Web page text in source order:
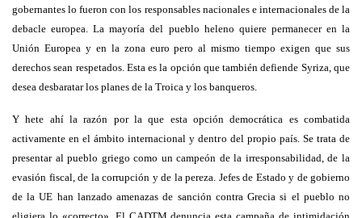
gobernantes lo fueron con los responsables nacionales e internacionales de la
debacle europea. La mayoría del pueblo heleno quiere permanecer en la
Unión Europea y en la zona euro pero al mismo tiempo exigen que sus
derechos sean respetados. Esta es la opción que también defiende Syriza, que
desea desbaratar los planes de la Troica y los banqueros.
Y hete ahí la razón por la que esta opción democrática es combatida
activamente en el ámbito internacional y dentro del propio país. Se trata de
presentar al pueblo griego como un campeón de la irresponsabilidad, de la
evasión fiscal, de la corrupción y de la pereza. Jefes de Estado y de gobierno
de la UE han lanzado amenazas de sanción contra Grecia si el pueblo no